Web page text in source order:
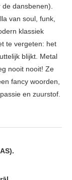
dansbenen).
van soul, funk,
klassiek
te vergeten: het
blijkt. Metal
nooit nooit! Ze
fancy woorden,
en zuurstof.